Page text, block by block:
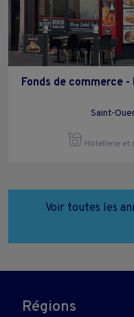
Fonds de commerce
Saint-
Hôtellerie et
Voir toutes les
Régions